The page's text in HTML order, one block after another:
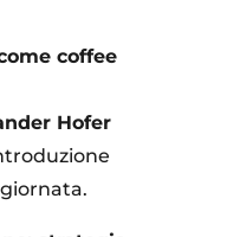
coffee
Hofer